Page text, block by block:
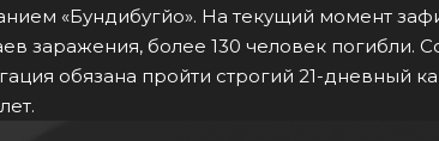
«Бундибугйо». На текущий момент
заражения, более 130 человек погибли.
обязана пройти строгий 21-дневный